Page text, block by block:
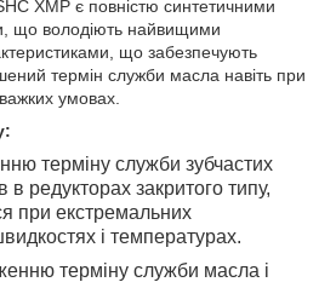
XMP є повністю синтетичними
що володіють найвищими
що забезпечують
термін служби масла навіть при
умовах.
терміну служби зубчастих
в редукторах закритого типу,
при екстремальних
і температурах.
терміну служби масла і